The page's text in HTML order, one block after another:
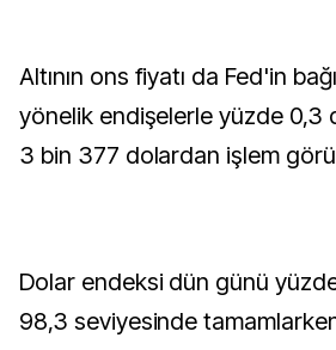
Altının ons fiyatı da Fed'in
yönelik endişelerle yüzde 0,3
3 bin 377 dolardan işlem
Dolar endeksi dün günü
98,3 seviyesinde